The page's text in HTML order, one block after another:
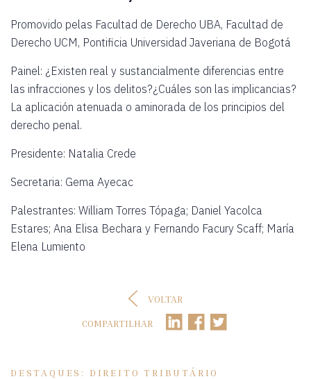
Promovido pelas Facultad de Derecho UBA, Facultad de
Derecho UCM, Pontificia Universidad Javeriana de Bogotá
Painel: ¿Existen real y sustancialmente diferencias entre
las infracciones y los delitos?¿Cuáles son las implicancias?
La aplicación atenuada o aminorada de los principios del
derecho penal.
Presidente: Natalia Crede
Secretaria: Gema Ayecac
Palestrantes: William Torres Tópaga; Daniel Yacolca
Estares; Ana Elisa Bechara y Fernando Facury Scaff; María
Elena Lumiento
VOLTAR
COMPARTILHAR
DESTAQUES: DIREITO TRIBUTÁRIO